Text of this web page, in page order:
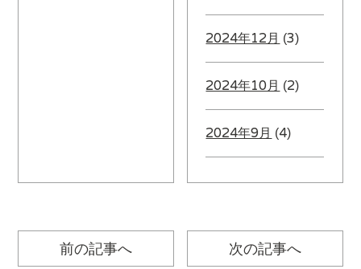
2024年12月 (3)
2024年10月 (2)
2024年9月 (4)
前の記事へ 次の記事へ